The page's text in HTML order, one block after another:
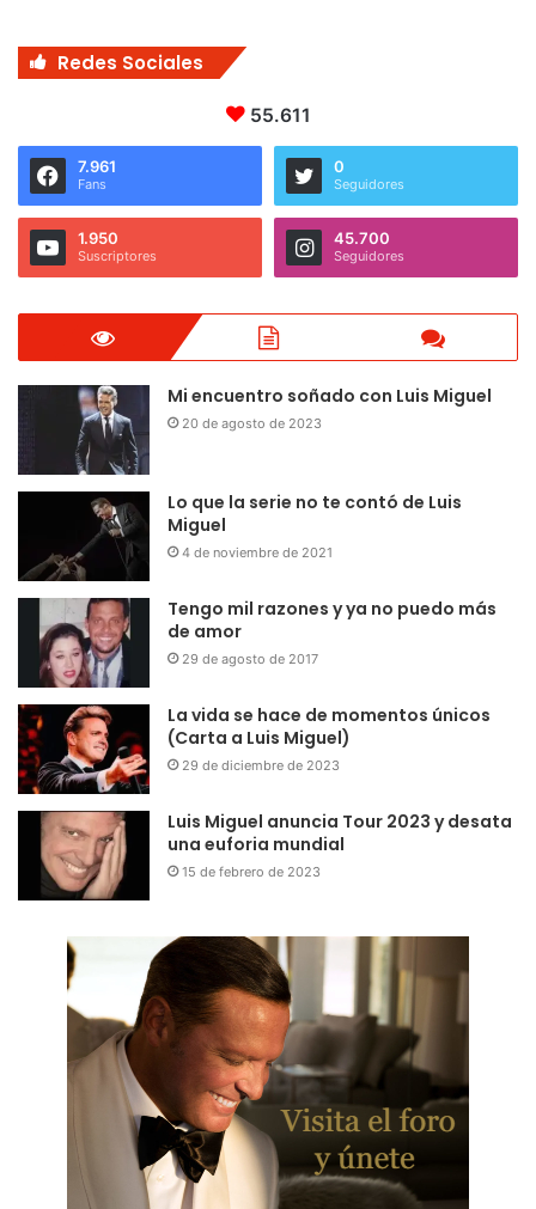
Redes Sociales
55.611
7.961
Fans
0
Seguidores
1.950
Suscriptores
45.700
Seguidores
Mi encuentro soñado con Luis Miguel
20 de agosto de 2023
Lo que la serie no te contó de Luis
Miguel
4 de noviembre de 2021
Tengo mil razones y ya no puedo más
de amor
29 de agosto de 2017
La vida se hace de momentos únicos
(Carta a Luis Miguel)
29 de diciembre de 2023
Luis Miguel anuncia Tour 2023 y desata
una euforia mundial
15 de febrero de 2023